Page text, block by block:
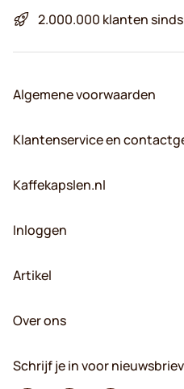
2.000.000 klanten sinds
Algemene voorwaarden
Klantenservice en
Kaffekapslen.nl
Inloggen
Artikel
Over ons
Schrijf je in voor